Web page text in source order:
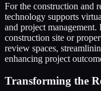
For the construction and
technology supports
and project
construction site or
review spaces,
enhancing project
Transforming the